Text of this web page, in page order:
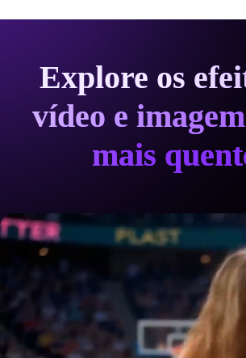
Explore os
vídeo e
mais